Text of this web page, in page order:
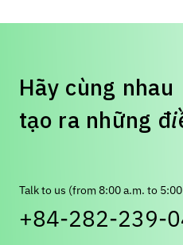
Hãy cùng nhau
tạo ra những đi
Talk to us (from 8:00 a.m. to
+84-282-239-